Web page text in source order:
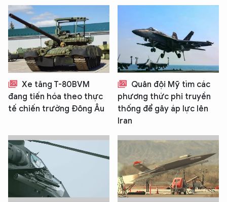
Xe tăng T-80BVM
đang tiến hóa theo thực
tế chiến trường Đông Âu
Quân đội Mỹ tìm các
phương thức phi truyền
thống để gây áp lực lên
Iran